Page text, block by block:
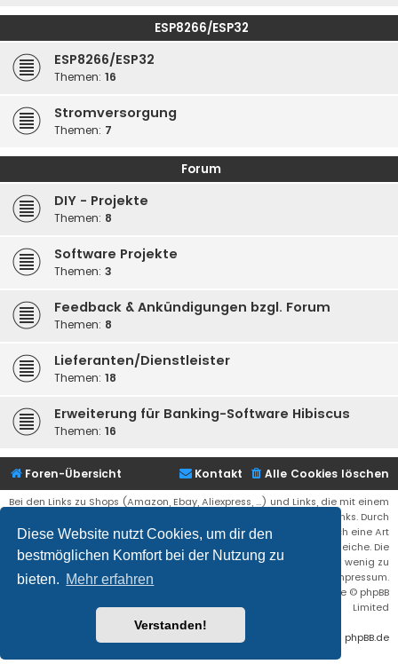
Diese Website nutzt Cookies, um dir den
bestmöglichen Komfort bei der Nutzung zu
bieten. Mehr erfahren
Verstanden!
ESP8266/ESP32
ESP8266/ESP32
Themen: 16
Stromversorgung
Themen: 7
Forum
DIY - Projekte
Themen: 8
Software Projekte
Themen: 3
Feedback & Ankündigungen bzgl. Forum
Themen: 8
Lieferanten/Dienstleister
Themen: 18
Erweiterung für Banking-Software Hibiscus
Themen: 16
Foren-Übersicht Alle Cookies löschen
Kontakt
Bei den Links zu Shops (Amazon, Ebay, Aliexpress, ...) und Links, die mit einem
Stern (*) markiert sind, kann es sich um sogenannte Affiliate Links. Durch
den Kauf eines Produktes über einen Affiliate Link erhälte ich eine Art
Umsatzbeteiligung gutgeschrieben. Für euch bleibt der Preis der gleiche. Die
Einnahmen helfen die Hostgebühren für diese Webseite ein wenig zu
reduzieren. Siehe auch das Impressum.
® Forum Software © phpBB
Limited
Deutsche Übersetzung durch phpBB.de